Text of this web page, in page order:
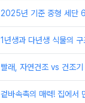
2025년 기준 중형 세단
1년생과 다년생 식물의
빨래, 자연건조 vs 건조
겉바속촉의 매력! 집에서